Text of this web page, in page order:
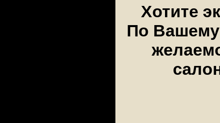
Хотите
По Вашему